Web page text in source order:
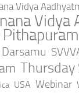
Vidya
Vidya
Thursday
USA Webinar